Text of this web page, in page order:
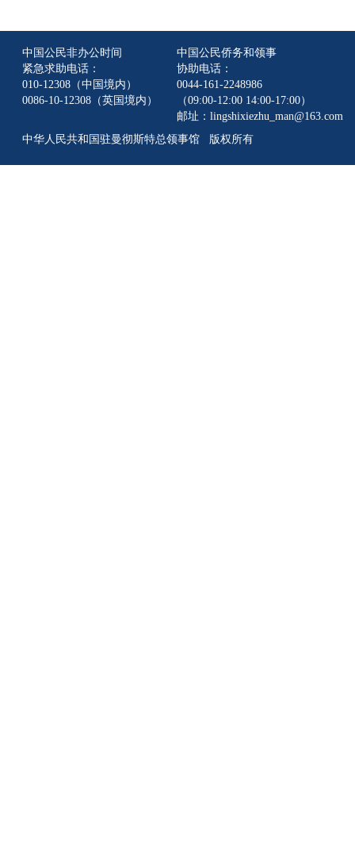
中国公民非办公时间
紧急求助电话：
010-12308（中国境内）
0086-10-12308（英国境内）
中国公民侨务和领事
协助电话：
0044-161-2248986
（09:00-12:00 14:00-17:00）
邮址：lingshixiezhu_man@163.com
中华人民共和国驻曼彻斯特总领事馆 版权所有